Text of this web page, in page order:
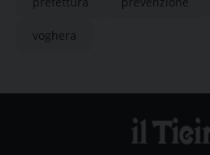
voghera